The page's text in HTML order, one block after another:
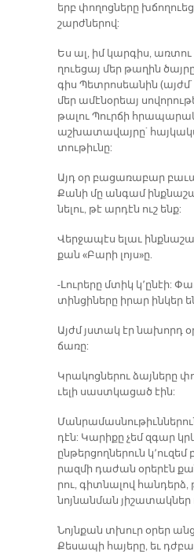
երբ փո­ղոց­նե­րը
շարժ­նե­րով:
Ես ալ, իմ կար­գիս, առ­տու
ղուե­ցայ մեր թա­ղին
գիս Պետ­րո­սեա­նին
մեր ա­մէ­նօ­րեայ
թա­լու Պուր­ճի
աշ­խա­տա­վայ­րը`
տու­թիւ­նը:
Այդ օր բա­ցա­ռա­բար
Քա­նի մը ան­գամ
նե­լու, թէ ար­դէն ուշ ենք:
Վեր­ջա­պէս ե­լաւ
քան «Բա­րի լոյս»ը.
-Լու­րե­րը մտիկ կ՚ը­նէի:
տին­ցի­նե­րը ի­րար ին­կեր
Այժմ յստակ էր նա­խորդ
ճա­ռը:
Կրա­կոց­նե­րու ձայ­նե­րը
ւե­լի սաստ­կա­ցած էին:
դէն: Կա­րի­քը չեմ զգար
ըն­թեր­ցող­նե­րուն
րազ­մի դա­ժան օ­րե­րէն
րու, գիտ­նա­լով հան­դերձ,
նոյ­նան­ման յի­շա­տակ­ներ
Նոյն­քան տխուր օ­րեր
Քե­սա­պի հա­յե­րը, եւ